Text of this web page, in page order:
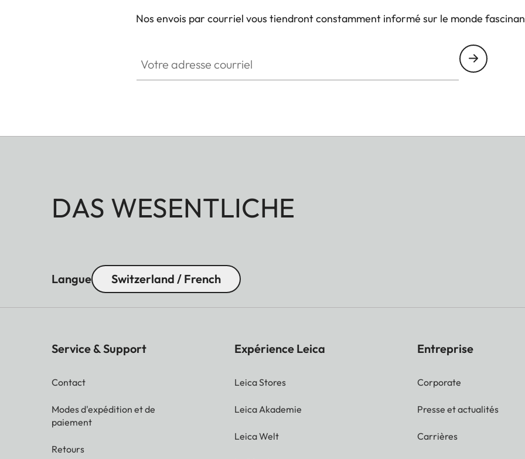
Nos envois par courriel vous tiendront constamment informé sur le monde
DAS WESENTLICHE
Langue Switzerland / French
Service & Support
Contact
Modes d'expédition et de
paiement
Retours
Expérience Leica
Leica Stores
Leica Akademie
Leica Welt
Entreprise
Corporate
Presse et actualités
Carrières